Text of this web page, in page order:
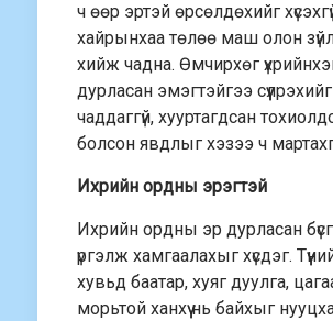
ч өөр эртэй өрсөлдөхийг
хайрынхаа төлөө маш олон
хийж чадна. Өмчирхөг
дурласан эмэгтэйгээ
чаддаггүй, хууртагдсан
болсон явдлыг хэзээ ч
Ихрийн ордны эрэгтэй
Ихрийн ордны эр дурласан
үргэлж хамгаалахыг хүсдэг.
хувьд баатар, хуяг дуулга,
морьтой ханхүү нь байхыг